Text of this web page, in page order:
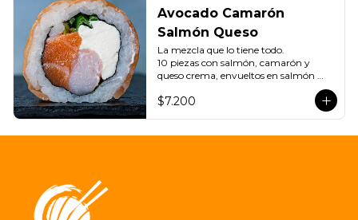
Avocado Camarón
Salmón Queso
La mezcla que lo tiene todo.
10 piezas con salmón, camarón y
queso crema, envueltos en salmón
$7.200